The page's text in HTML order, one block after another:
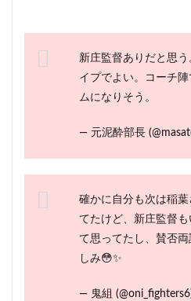
新庄監督ありだと思
イプでよい。コーチ
ムになりそう。
— 元泥酔部長
確かに自分も次は稲
てたけど、新庄監督
て思ってたし、賛否
しみ😳✨
— 鬼組